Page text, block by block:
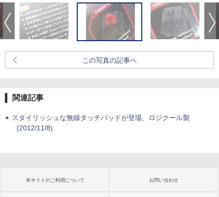
この写真の記事へ
関連記事
スタイリッシュな無線タッチパッドが登場、ロジクール製
(2012/11/8)
本サイトのご利用について お問い合わせ